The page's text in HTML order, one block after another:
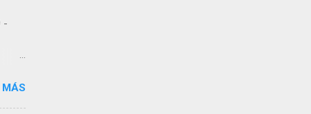
-
MÁS